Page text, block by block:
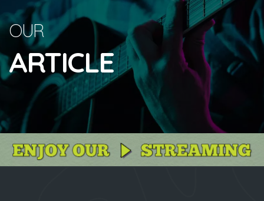
OUR
ARTICLE